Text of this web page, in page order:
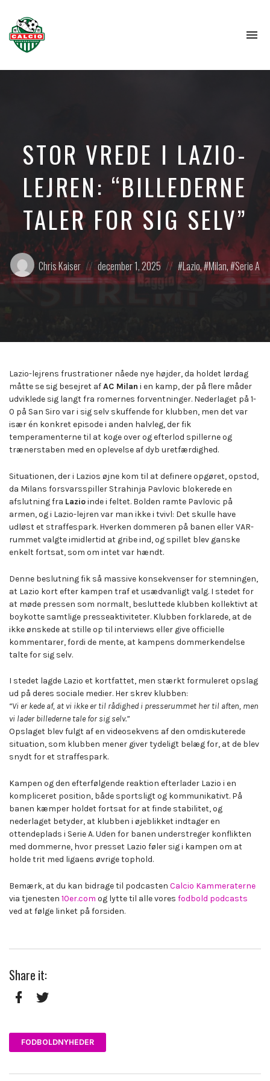
STOR VREDE I LAZIO-
LEJREN: “BILLEDERNE
TALER FOR SIG SELV”
Posted
by:
Chris Kaiser
Posted
on
december 1, 2025
Posted
in:Lazio, Milan, Serie A
Lazio-lejrens frustrationer nåede nye højder, da holdet lørdag
måtte se sig besejret afAC Milan i en kamp, der på flere måder
udviklede sig langt fra romernes forventninger. Nederlaget på 1-
0 på San Siro var i sig selv skuffende for klubben, men det var
især én konkret episode i anden halvleg, der fik
temperamenterne til at koge over og efterlod spillerne og
trænerstaben med en oplevelse af dyb uretfærdighed.
Situationen, der i Lazios øjne kom til at definere opgøret, opstod,
da Milans forsvarsspiller Strahinja Pavlovic blokerede en
afslutning fra Lazioinde i feltet. Bolden ramte Pavlovic på
armen, og i Lazio-lejren var man ikke i tvivl: Det skulle have
udløst et straffespark. Hverken dommeren på banen eller VAR-
rummet valgte imidlertid at gribe ind, og spillet blev ganske
enkelt fortsat, som om intet var hændt.
Denne beslutning fik så massive konsekvenser for stemningen,
at Lazio kort efter kampen traf et usædvanligt valg. I stedet for
at møde pressen som normalt, besluttede klubben kollektivt at
boykotte samtlige presseaktiviteter. Klubben forklarede, at de
ikke ønskede at stille op til interviews eller give officielle
kommentarer, fordi de mente, at kampens dommerkendelse
talte for sig selv.
I stedet lagde Lazio et kortfattet, men stærkt formuleret opslag
ud på deres sociale medier. Her skrev klubben:
“Vi er kede af, at vi ikke er til rådighed i presserummet her til aften, men
vi lader billederne tale for sig selv.”
Opslaget blev fulgt af en videosekvens af den omdiskuterede
situation, som klubben mener giver tydeligt belæg for, at de blev
snydt for et straffespark.
Kampen og den efterfølgende reaktion efterlader Lazio i en
kompliceret position, både sportsligt og kommunikativt. På
banen kæmper holdet fortsat for at finde stabilitet, og
nederlaget betyder, at klubben i øjeblikket indtager en
ottendeplads i Serie A. Uden for banen understreger konflikten
med dommerne, hvor presset Lazio føler sig i kampen om at
holde trit med ligaens øvrige tophold.
Bemærk, at du kan bidrage til podcasten Calcio Kammeraterne
via tjenesten 10er.com og lytte til alle vores fodbold podcasts
ved at følge linket på forsiden.
Share it:
FODBOLDNYHEDER